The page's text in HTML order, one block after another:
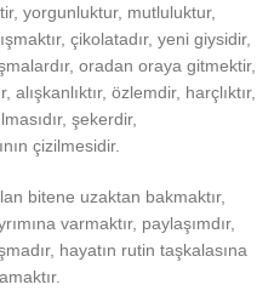
yorgunluktur, mutluluktur,
çikolatadır, yeni giysidir,
oradan oraya gitmektir,
özlemdir, harçlıktır,
şekerdir,
çizilmesidir.
bitene uzaktan bakmaktır,
varmaktır, paylaşımdır,
hayatın rutin taşkalasına